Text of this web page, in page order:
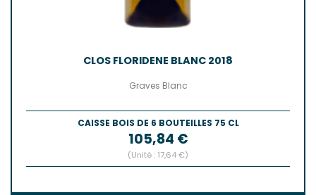
CLOS FLORIDENE BLANC 2018
Graves Blanc
CAISSE BOIS DE 6 BOUTEILLES 75 CL
Prix
105,84 €
(Unité : 17,64 €)